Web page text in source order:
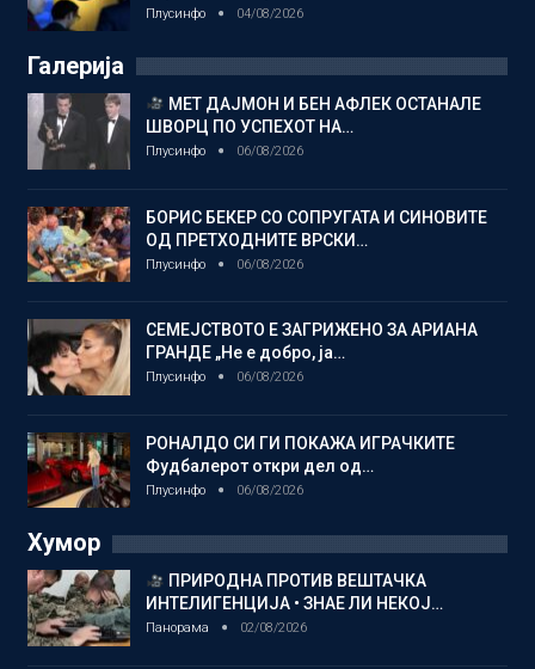
Плусинфо 04/08/2026
Галерија
МЕТ ДАЈМОН И БЕН АФЛЕК ОСТАНАЛЕ
ШВОРЦ ПО УСПЕХОТ НА…
Плусинфо 06/08/2026
БОРИС БЕКЕР СО СОПРУГАТА И СИНОВИТЕ
ОД ПРЕТХОДНИТЕ ВРСКИ…
Плусинфо 06/08/2026
СЕМЕЈСТВОТО Е ЗАГРИЖЕНО ЗА АРИАНА
ГРАНДЕ „Не е добро, ја…
Плусинфо 06/08/2026
РОНАЛДО СИ ГИ ПОКАЖА ИГРАЧКИТЕ
Фудбалерот откри дел од…
Плусинфо 06/08/2026
Хумор
ПРИРОДНА ПРОТИВ ВЕШТАЧКА
ИНТЕЛИГЕНЦИЈА • ЗНАЕ ЛИ НЕКОЈ…
Панорама 02/08/2026